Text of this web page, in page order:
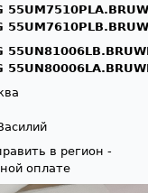
в регион -
оплате